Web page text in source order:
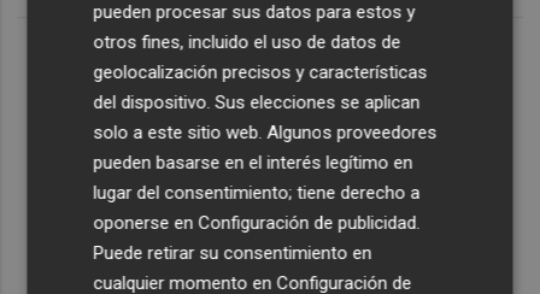
pueden procesar sus datos para estos y
otros fines, incluido el uso de datos de
geolocalización precisos y características
del dispositivo. Sus elecciones se aplican
solo a este sitio web. Algunos proveedores
pueden basarse en el interés legítimo en
lugar del consentimiento; tiene derecho a
oponerse enConfiguración de publicidad.
Puede retirar su consentimiento en
cualquier momento enConfiguración de